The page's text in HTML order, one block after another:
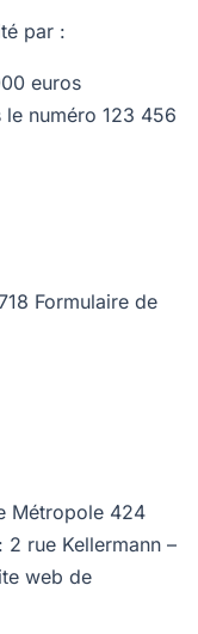
par :
euros
le numéro 123 456
Formulaire de
Métropole 424
rue Kellermann –
web de